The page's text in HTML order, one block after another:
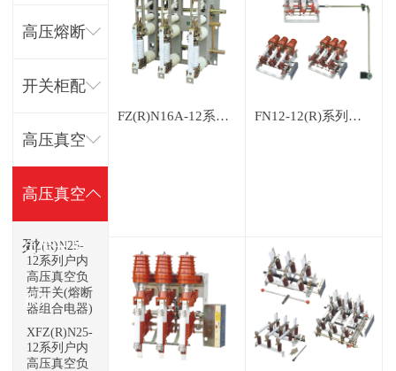
器系列
制器系列
高压熔断
器系列
开关柜配
件系列
高压真空
断路器系
列
高压真空
负荷开关
系列
FZ(R)N25-
12系列户内
高压真空负
荷开关(熔断
器组合电器)
XFZ(R)N25-
12系列户内
高压真空负
FZ(R)N16A-12系列户内高压真空负荷开关(熔断器组合电器) FN12-12(R)系列户内高压真空负荷开关(熔断器组合电器)